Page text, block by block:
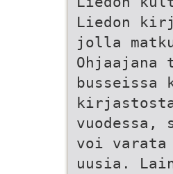
Liedon
jolla
Ohjaajana
voi varata
uusia.